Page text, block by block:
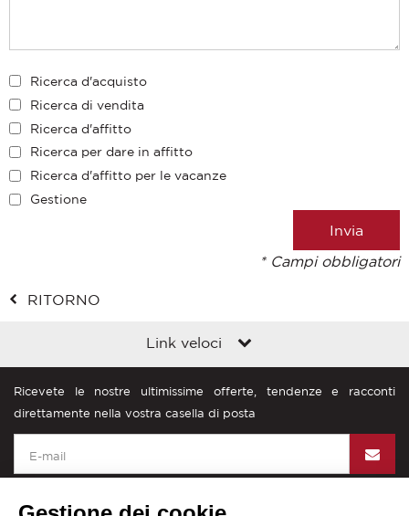
Ricerca d'acquisto
Ricerca di vendita
Ricerca d'affitto
Ricerca per dare in affitto
Ricerca d'affitto per le vacanze
Gestione
* Campi obbligatori
RITORNO
Link veloci
Ricevete le nostre ultimissime offerte, tendenze e racconti
direttamente nella vostra casella di posta